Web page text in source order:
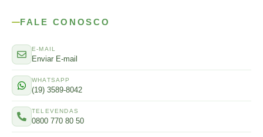
FALE CONOSCO
E-MAIL
Enviar E-mail
WHATSAPP
(19) 3589-8042
TELEVENDAS
0800 770 80 50